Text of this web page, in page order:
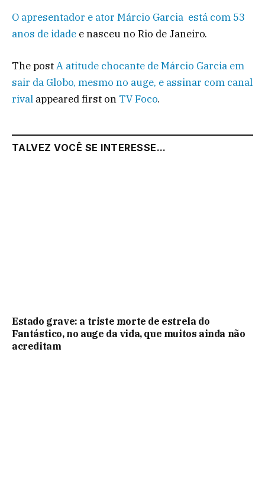
O apresentador e ator Márcio Garcia está com 53
anos de idade e nasceu no Rio de Janeiro.
The postA atitude chocante de Márcio Garcia em
sair da Globo, mesmo no auge, e assinar com canal
rival appeared first on TV Foco.
TALVEZ VOCÊ SE INTERESSE...
Estado grave: a triste morte de estrela do
Fantástico, no auge da vida, que muitos ainda não
acreditam